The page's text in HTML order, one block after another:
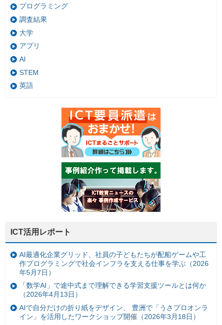
プログラミング
調査結果
大学
アプリ
AI
STEM
英語
ICT活用レポート
AI最適化企業グリッド、社員の子どもたちが配船ゲームや工
作プログラミングで社会インフラを支える仕事を学ぶ（2026
年5月7日）
「数学AI」で途中式まで理解できる学習支援ツールとは何か
（2026年4月13日）
AIで自分だけの折り紙をデザイン、 豊洲で「うさプロオンラ
イン」を活用したワークショップ開催（2026年3月18日）